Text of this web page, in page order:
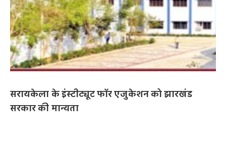
सरायकेला के इंस्टीट्यूट फॉर एजुकेशन को झारखंड
सरकार की मान्यता